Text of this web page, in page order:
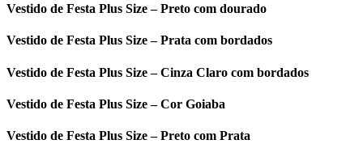
Vestido de Festa Plus Size – Preto com dourado
Vestido de Festa Plus Size – Prata com bordados
Vestido de Festa Plus Size – Cinza Claro com bordados
Vestido de Festa Plus Size – Cor Goiaba
Vestido de Festa Plus Size – Preto com Prata